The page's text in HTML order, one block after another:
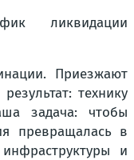
ликвидации
Приезжают
технику
задача: чтобы
превращалась в
и